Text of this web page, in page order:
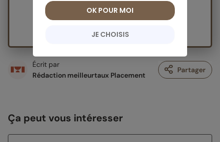
Écrit par
Rédaction meilleurtaux Placement
Partager
Ça peut vous intéresser
JE CHOISIS
OK POUR MOI